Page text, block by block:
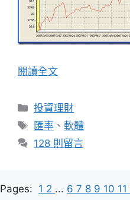
閱讀全文
分
類
投資理財
標
籤
匯率 、軟體
128 則留言
Pages: 1 2 ... 6 7 8 9 10 11